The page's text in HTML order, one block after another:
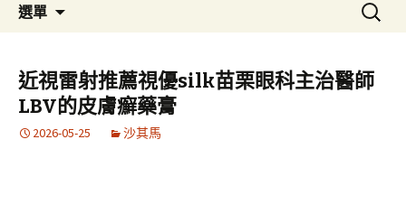
選單
容
尋
鍵
字:
近視雷射推薦視優silk苗栗眼科主治醫師
LBV的皮膚癬藥膏
2026-05-25 沙其馬